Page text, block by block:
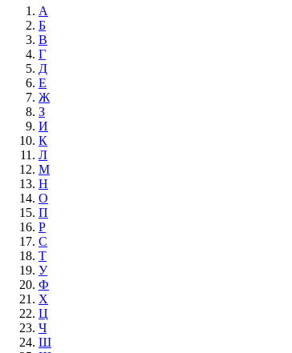
А
Б
В
Г
Д
Е
Ж
З
И
К
Л
М
Н
О
П
Р
С
Т
У
Ф
Х
Ц
Ч
Ш